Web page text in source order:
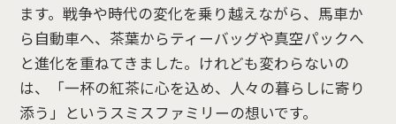
ます。戦争や時代の変化を乗り越えながら、馬車か
ら自動車へ、茶葉からティーバッグや真空パックへ
と進化を重ねてきました。けれども変わらないの
は、「一杯の紅茶に心を込め、人々の暮らしに寄り
添う」というスミスファミリーの想いです。